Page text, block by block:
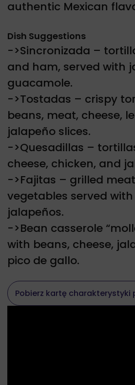
authentic Mexican
Dish Suggestions
->Sincronizada –
and ham, served with
guacamole.
->Tostadas – crispy
beans, meat, cheese,
jalapeño slices.
->Quesadillas –
cheese, chicken, and
->Fajitas – grilled
vegetables served
jalapeños.
->Bean casserole
with beans, cheese,
pico de gallo.
Pobierz kartę charakterystyki